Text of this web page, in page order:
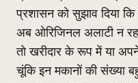
प्रशासन को सुझाव दिया
अब ओरिजिनल अलाटी न
तो खरीदार के रूप में या
चूंकि इन मकानों की संख्या